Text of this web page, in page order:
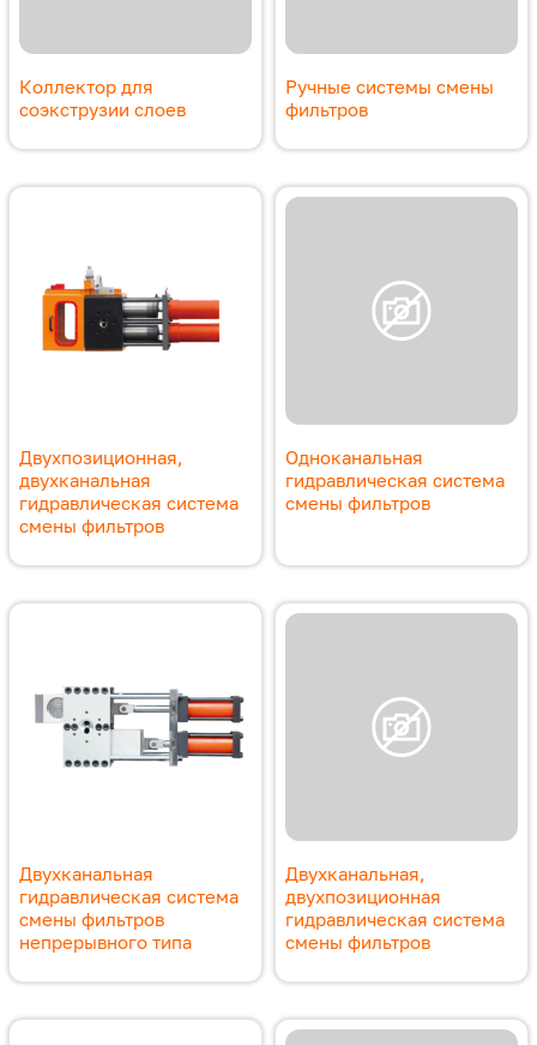
Коллектор для
соэкструзии слоев
Ручные системы смены
фильтров
Двухпозиционная,
двухканальная
гидравлическая система
смены фильтров
Одноканальная
гидравлическая система
смены фильтров
Двухканальная
гидравлическая система
смены фильтров
непрерывного типа
Двухканальная,
двухпозиционная
гидравлическая система
смены фильтров